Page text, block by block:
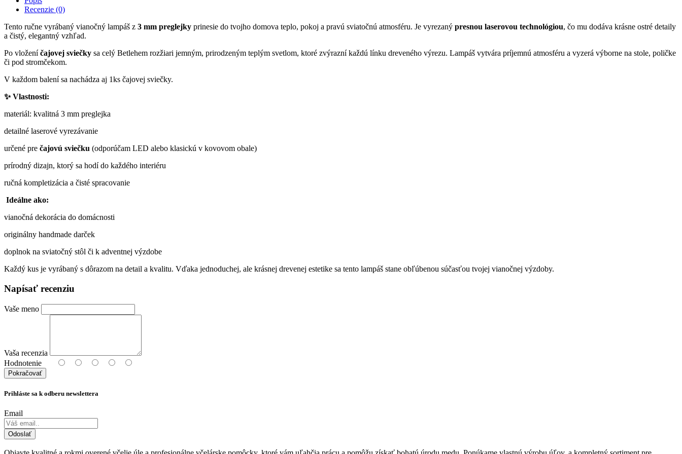
Recenzie (0)
Tento ručne vyrábaný vianočný lampáš z 3 mm preglejky prinesie do tvojho domova teplo, pokoj a pravú sviatočnú atmosféru. Je vyrezaný presnou laserovou technológiou, čo mu dodáva krásne ostré detaily
a čistý, elegantný vzhľad.
Po vloženíčajovej sviečky sa celý Betlehem rozžiari jemným, prirodzeným teplým svetlom, ktoré zvýrazní každú línku dreveného výrezu. Lampáš vytvára príjemnú atmosféru a vyzerá výborne na stole, poličke
či pod stromčekom.
V každom balení sa nachádza aj 1ks čajovej sviečky.
✨ Vlastnosti:
materiál: kvalitná 3 mm preglejka
detailné laserové vyrezávanie
určené pre čajovú sviečku (odporúčam LED alebo klasickú v kovovom obale)
prírodný dizajn, ktorý sa hodí do každého interiéru
ručná kompletizácia a čisté spracovanie
Ideálne ako:
vianočná dekorácia do domácnosti
originálny handmade darček
doplnok na sviatočný stôl či k adventnej výzdobe
Každý kus je vyrábaný s dôrazom na detail a kvalitu. Vďaka jednoduchej, ale krásnej drevenej estetike sa tento lampáš stane obľúbenou súčasťou tvojej vianočnej výzdoby.
Napísať recenziu
Vaše meno
Vaša recenzia
Hodnotenie
Pokračovať
Prihláste sa k odberu newslettera
Email
Odoslať